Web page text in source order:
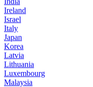
Ireland
Israel
Italy
Japan
Korea
Latvia
Lithuania
Luxembourg
Malaysia